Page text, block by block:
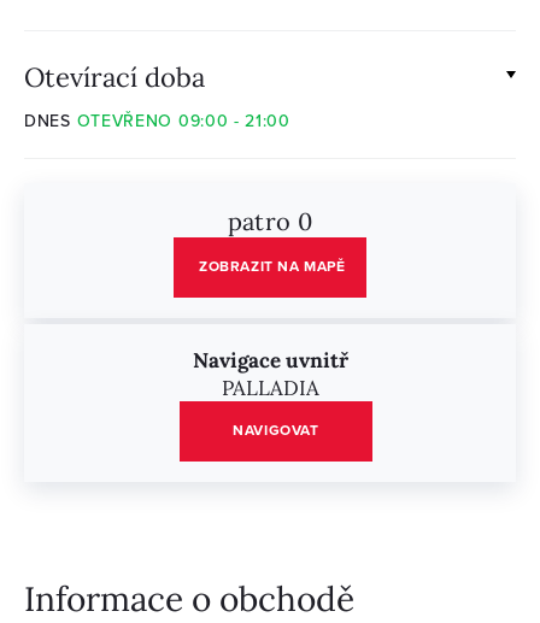
Otevírací doba
DNES OTEVŘENO 09:00 - 21:00
patro 0
ZOBRAZIT NA MAPĚ
Navigace uvnitř
PALLADIA
NAVIGOVAT
Informace o obchodě